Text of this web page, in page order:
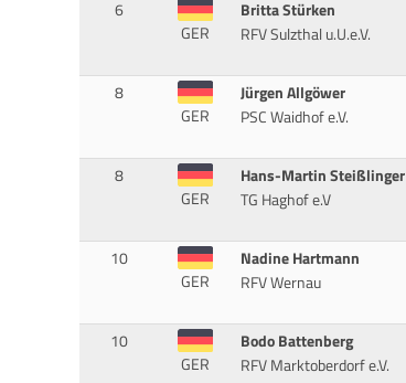
6
GER
Britta Stürken
RFV Sulzthal u.U.e.V.
8
GER
Jürgen Allgöwer
PSC Waidhof e.V.
8
GER
Hans-Martin Steißlinger
TG Haghof e.V
10
GER
Nadine Hartmann
RFV Wernau
10
GER
Bodo Battenberg
RFV Marktoberdorf e.V.